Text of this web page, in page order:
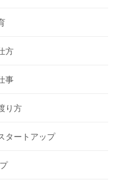
方
事
り方
タートアップ